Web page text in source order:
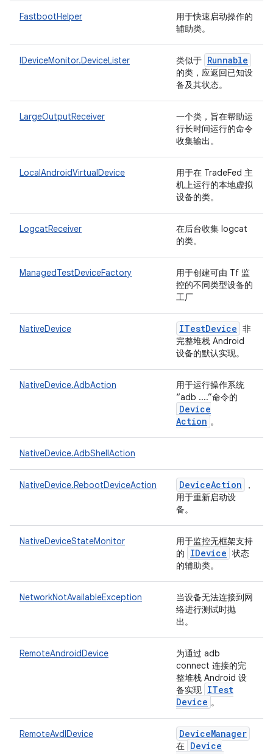
FastbootHelper
用于快速启动操作的
辅助类。
IDeviceMonitor.DeviceLister 类似于 Runnable
的类，应返回已知设
备及其状态。
LargeOutputReceiver
一个类，旨在帮助运
行长时间运行的命令
收集输出。
LocalAndroidVirtualDevice
用于在 TradeFed 主
机上运行的本地虚拟
设备的类。
LogcatReceiver
在后台收集 logcat
的类。
ManagedTestDeviceFactory
用于创建可由 Tf 监
控的不同类型设备的
工厂
NativeDevice ITestDevice 非
完整堆栈 Android
设备的默认实现。
NativeDevice.AdbAction
用于运行操作系统
“adb ....”命令的
Device
Action 。
NativeDevice.AdbShellAction
NativeDevice.RebootDeviceAction DeviceAction
，
用于重新启动设
备。
NativeDeviceStateMonitor
用于监控无框架支持
的
IDevice 状态
的辅助类。
NetworkNotAvailableException
当设备无法连接到网
络进行测试时抛
出。
RemoteAndroidDevice
为通过 adb
connect 连接的完
整堆栈 Android 设
备实现 ITest
Device 。
RemoteAvdIDevice DeviceManager
在 Device